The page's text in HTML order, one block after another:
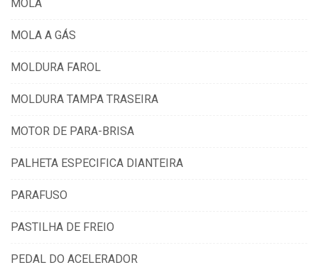
MOLA
MOLA A GÁS
MOLDURA FAROL
MOLDURA TAMPA TRASEIRA
MOTOR DE PARA-BRISA
PALHETA ESPECIFICA DIANTEIRA
PARAFUSO
PASTILHA DE FREIO
PEDAL DO ACELERADOR